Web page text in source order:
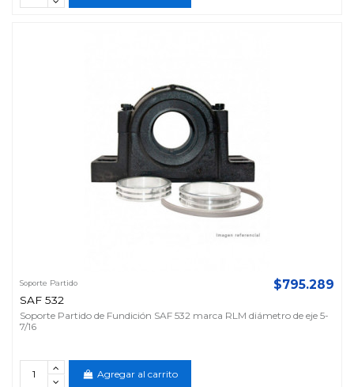
Soporte Partido
SAF 532
$795.289
Soporte Partido de Fundición SAF 532 marca RLM diámetro de eje 5-
7/16
Agregar al carrito